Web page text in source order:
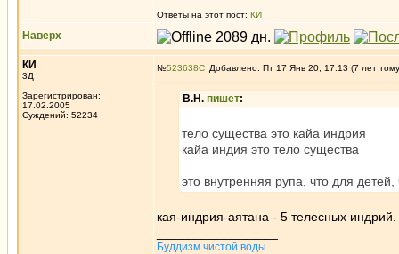
Ответы на этот пост: КИ
Наверх
КИ
3Д
Зарегистрирован:
17.02.2005
Суждений: 52234
№523638 Добавлено: Пт 17 Янв 20, 17:13 (7 лет
В.Н. пишет:
тело существа это кайа индрия
кайа индия это тело существа
это внутренняя рупа, что для
кая-индрия-аятана - 5 телесных
Буддизм чистой воды